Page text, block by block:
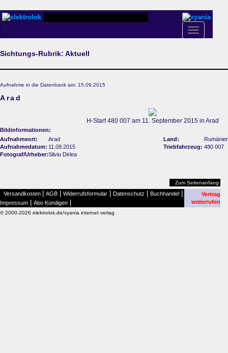
Toggle
navigation
Sichtungs-Rubrik: Aktuell
Aufnahme in die Datenbank am: 15.09.2015
Arad
H-Start 480 007 am 11. September 2015 in Arad
Bildinformationen:
Aufnahmeort:
Arad Land:
Aufnahmedatum: 11.09.2015 Triebfahrzeug: 480 007
Fotograf/Urheber:Silviu Dirlea
Zum Seitenanfang
Versandkosten AGB Widerrufsformular Datenschutz Buchhandel
Impressum Abo Kündigen
Vertrag
widerrufen
© 2000-2026 elektrolok.de/xyania internet verlag